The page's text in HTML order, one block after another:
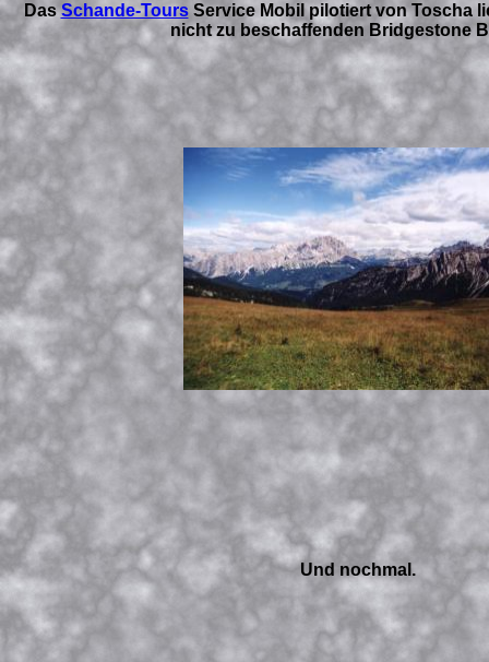
DasSchande-ToursService Mobil pilotiert von Toscha
nicht zu beschaffenden Bridgestone
Und nochmal.